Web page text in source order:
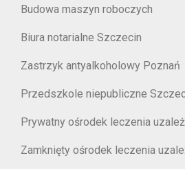
Budowa maszyn roboczych
Biura notarialne Szczecin
Zastrzyk antyalkoholowy Poznań
Przedszkole niepubliczne
Prywatny ośrodek leczenia
Zamknięty ośrodek leczenia